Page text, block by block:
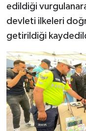
edildiği
devleti ilkeleri
getirildiği